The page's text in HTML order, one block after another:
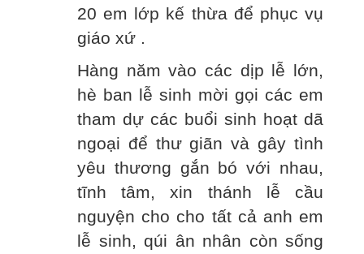
20 em lớp kế thừa để phục vụ
giáo xứ .
Hàng năm vào các dịp lễ lớn,
hè ban lễ sinh mời gọi các em
tham dự các buổi sinh hoạt dã
ngoại để thư giãn và gây tình
yêu thương gắn bó với nhau,
tĩnh tâm, xin thánh lễ cầu
nguyện cho cho tất cả anh em
lễ sinh, qúi ân nhân còn sống